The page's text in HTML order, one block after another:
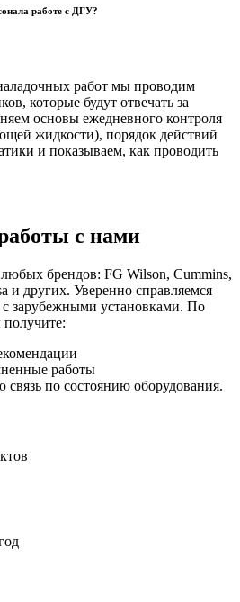
работе с ДГУ?
работ мы проводим
которые будут отвечать за
основы ежедневного контроля
жидкости), порядок действий
и показываем, как проводить
с нами
брендов: FG Wilson, Cummins,
и других. Уверенно справляемся
с зарубежными установками. По
работы
по состоянию оборудования.